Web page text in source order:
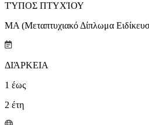
ΤΎΠΟΣ ΠΤΥΧΊΟΥ
MA (Μεταπτυχιακό Δίπλωμα
ΔΙΆΡΚΕΙΑ
1 έως
2 έτη